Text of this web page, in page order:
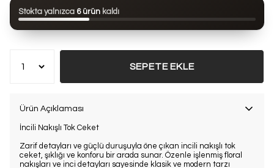
Stokta yalnızca 6 ürün kaldı
SEPETE EKLE
Ürün Açıklaması
İncili Nakışlı Tok Ceket
Zarif detayları ve güçlü duruşuyla öne çıkan incili nakışlı tok
ceket, şıklığı ve konforu bir arada sunar. Özenle işlenmiş floral
nakışları ve inci detayları sayesinde klasik ve modern tarzı